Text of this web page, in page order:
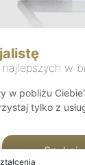
w
w pobliżu
tylko z
Szukaj